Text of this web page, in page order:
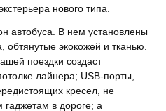
нового типа.
автобуса. В нем установлены
обтянутые экокожей и тканью.
поездки создаст
лайнера; USB-порты,
кресел, не
гаджетам в дороге; а